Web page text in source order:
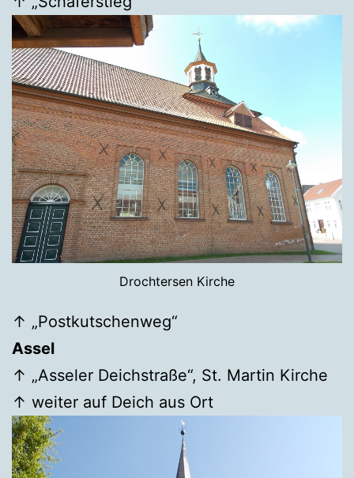
Drochtersen Kirche
↑ „Postkutschenweg“
Assel
↑ „Asseler Deichstraße“, St. Martin Kirche
↑ weiter auf Deich aus Ort